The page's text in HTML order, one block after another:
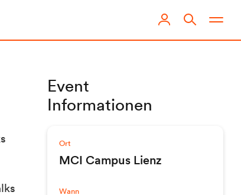
Event
Informationen
Ort
MCI Campus Lienz
Wann